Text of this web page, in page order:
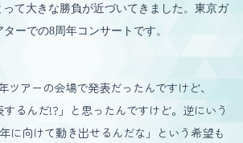
って大きな勝負が近づいてきました。東京ガ
ーでの8周年コンサートです。
ツアーの会場で発表だったんですけど、
するんだ!?」と思ったんですけど。逆にいう
に向けて動き出せるんだな」という希望も